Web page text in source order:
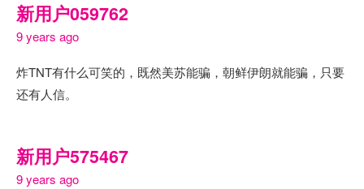
新用户059762
9 years ago
炸TNT有什么可笑的，既然美苏能骗，朝鲜伊朗就能骗，只要
还有人信。
新用户575467
9 years ago